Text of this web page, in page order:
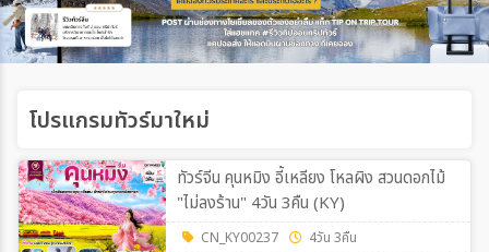
โปรแกรมทัวร์มาใหม่
ทัวร์จีน คุนหมิง อี้เหลียง โหลผิง สวนดอกไม้
"ไม่ลงร้าน" 4วัน 3คืน (KY)
CN_KY00237 4วัน 3คืน